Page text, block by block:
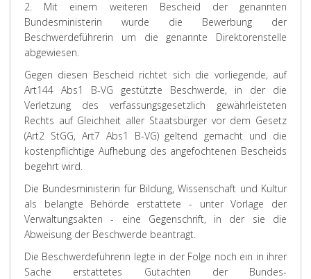
2. Mit einem weiteren Bescheid der genannten
Bundesministerin wurde die Bewerbung der
Beschwerdeführerin um die genannte Direktorenstelle
abgewiesen.
Gegen diesen Bescheid richtet sich die vorliegende, auf
Art144 Abs1 B-VG gestützte Beschwerde, in der die
Verletzung des verfassungsgesetzlich gewährleisteten
Rechts auf Gleichheit aller Staatsbürger vor dem Gesetz
(Art2 StGG, Art7 Abs1 B-VG) geltend gemacht und die
kostenpflichtige Aufhebung des angefochtenen Bescheids
begehrt wird.
Die Bundesministerin für Bildung, Wissenschaft und Kultur
als belangte Behörde erstattete - unter Vorlage der
Verwaltungsakten - eine Gegenschrift, in der sie die
Abweisung der Beschwerde beantragt.
Die Beschwerdeführerin legte in der Folge noch ein in ihrer
Sache erstattetes Gutachten der Bundes-